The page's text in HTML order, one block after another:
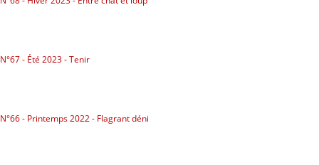
N°67 - Été 2023 - Tenir
N°66 - Printemps 2022 - Flagrant déni